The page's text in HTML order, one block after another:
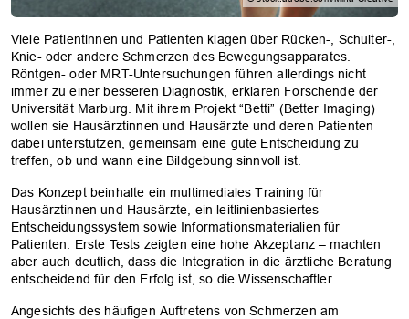
Viele Patientinnen und Patienten klagen über Rücken-, Schulter-,
Knie- oder andere Schmerzen des Bewegungsapparates.
Röntgen- oder MRT-Untersuchungen führen allerdings nicht
immer zu einer besseren Diagnostik, erklären Forschende der
Universität Marburg. Mit ihrem Projekt “Betti” (Better Imaging)
wollen sie Hausärztinnen und Hausärzte und deren Patienten
dabei unterstützen, gemeinsam eine gute Entscheidung zu
treffen, ob und wann eine Bildgebung sinnvoll ist.
Das Konzept beinhalte ein multimediales Training für
Hausärztinnen und Hausärzte, ein leitlinienbasiertes
Entscheidungssystem sowie Informationsmaterialien für
Patienten. Erste Tests zeigten eine hohe Akzeptanz – machten
aber auch deutlich, dass die Integration in die ärztliche Beratung
entscheidend für den Erfolg ist, so die Wissenschaftler.
Angesichts des häufigen Auftretens von Schmerzen am